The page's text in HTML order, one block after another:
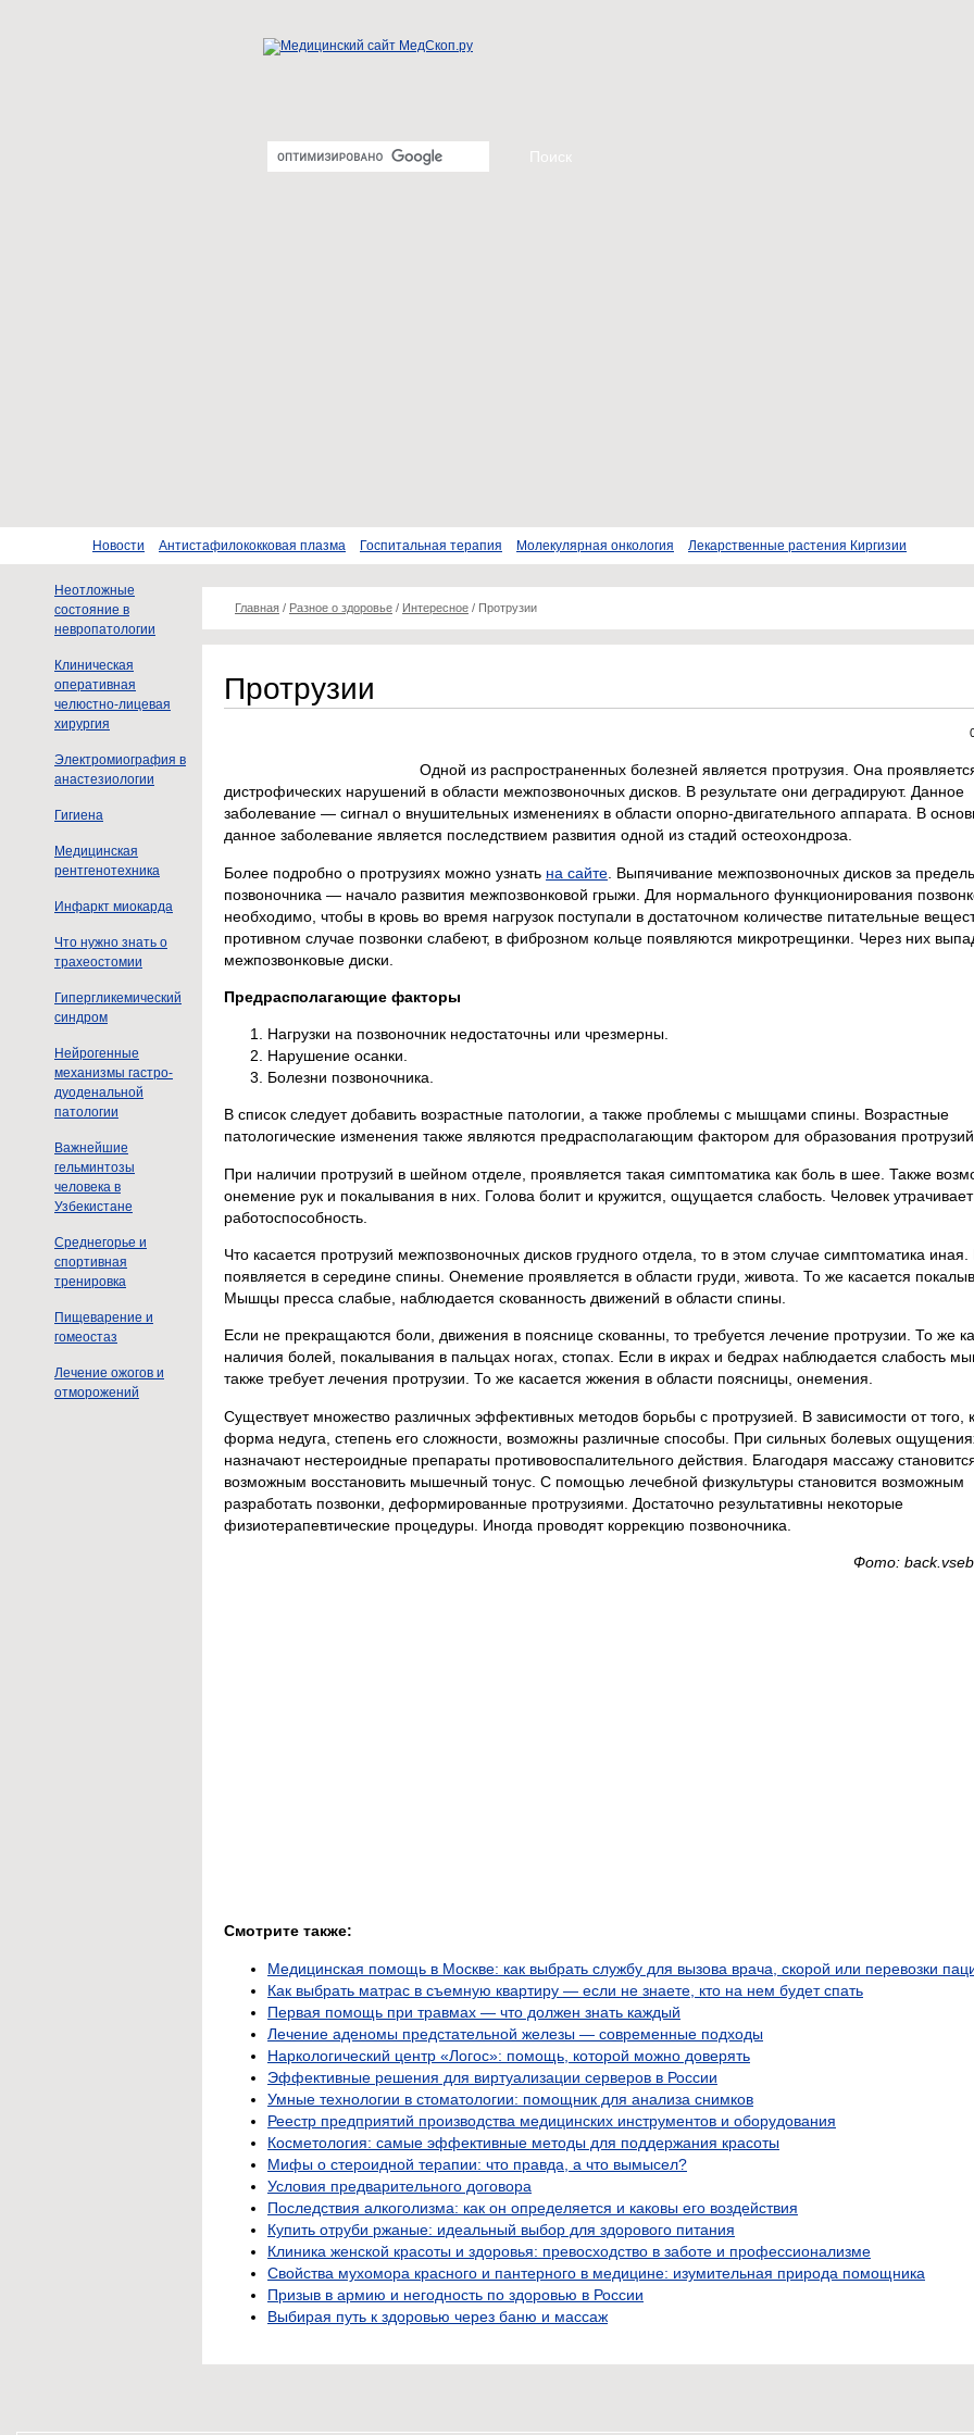
Новости Антистафилококковая плазма Госпитальная терапия Молекулярная онкология Лекарственные растения Киргизии
Неотложные
состояние в
невропатологии
Клиническая
оперативная
челюстно-лицевая
хирургия
Электромиография в
анастезиологии
Гигиена
Медицинская
рентгенотехника
Инфаркт миокарда
Что нужно знать о
трахеостомии
Гипергликемический
синдром
Нейрогенные
механизмы гастро-
дуоденальной
патологии
Важнейшие
гельминтозы
человека в
Узбекистане
Среднегорье и
спортивная
тренировка
Пищеварение и
гомеостаз
Лечение ожогов и
отморожений
Главная / Разное о здоровье / Интересное / Протрузии
Протрузии
Одной из распространенных болезней является протрузия. Она
дистрофических нарушений в области межпозвоночных дисков. В результате они деградируют. Данное
заболевание — сигнал о внушительных изменениях в области опорно-двигательного аппарата. В
данное заболевание является последствием развития одной из стадий остеохондроза.
Более подробно о протрузиях можно узнать на сайте . Выпячивание межпозвоночных дисков за
позвоночника — начало развития межпозвонковой грыжи. Для нормального функционирования
необходимо, чтобы в кровь во время нагрузок поступали в достаточном количестве питательные
противном случае позвонки слабеют, в фиброзном кольце появляются микротрещинки. Через них
межпозвонковые диски.
Предрасполагающие факторы
Нагрузки на позвоночник недостаточны или чрезмерны.
Нарушение осанки.
Болезни позвоночника.
В список следует добавить возрастные патологии, а также проблемы с мышцами спины. Возрастные
патологические изменения также являются предрасполагающим фактором для образования
При наличии протрузий в шейном отделе, проявляется такая симптоматика как боль в шее. Также
онемение рук и покалывания в них. Голова болит и кружится, ощущается слабость. Человек утрачивает
работоспособность.
Что касается протрузий межпозвоночных дисков грудного отдела, то в этом случае симптоматика иная.
появляется в середине спины. Онемение проявляется в области груди, живота. То же касается
Мышцы пресса слабые, наблюдается скованность движений в области спины.
Если не прекращаются боли, движения в пояснице скованны, то требуется лечение протрузии. То же
наличия болей, покалывания в пальцах ногах, стопах. Если в икрах и бедрах наблюдается слабость
также требует лечения протрузии. То же касается жжения в области поясницы, онемения.
Существует множество различных эффективных методов борьбы с протрузией. В зависимости от того,
форма недуга, степень его сложности, возможны различные способы. При сильных болевых
назначают нестероидные препараты противовоспалительного действия. Благодаря массажу
возможным восстановить мышечный тонус. С помощью лечебной физкультуры становится возможным
разработать позвонки, деформированные протрузиями. Достаточно результативны некоторые
физиотерапевтические процедуры. Иногда проводят коррекцию позвоночника.
Фото:
Смотрите также:
Медицинская помощь в Москве: как выбрать службу для вызова врача, скорой или перевозки
Как выбрать матрас в съемную квартиру — если не знаете, кто на нем будет спать
Первая помощь при травмах — что должен знать каждый
Лечение аденомы предстательной железы — современные подходы
Наркологический центр «Логос»: помощь, которой можно доверять
Эффективные решения для виртуализации серверов в России
Умные технологии в стоматологии: помощник для анализа снимков
Реестр предприятий производства медицинских инструментов и оборудования
Косметология: самые эффективные методы для поддержания красоты
Мифы о стероидной терапии: что правда, а что вымысел?
Условия предварительного договора
Последствия алкоголизма: как он определяется и каковы его воздействия
Купить отруби ржаные: идеальный выбор для здорового питания
Клиника женской красоты и здоровья: превосходство в заботе и профессионализме
Свойства мухомора красного и пантерного в медицине: изумительная природа помощника
Призыв в армию и негодность по здоровью в России
Выбирая путь к здоровью через баню и массаж